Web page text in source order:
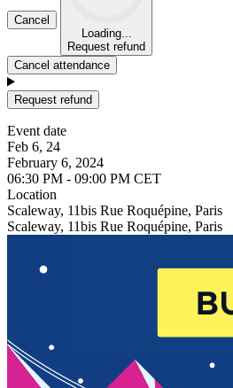
Cancel
Loading...
Request refund
Cancel attendance
Request refund
Event date
Feb 6, 24
February 6, 2024
06:30 PM - 09:00 PM CET
Location
Scaleway, 11bis Rue Roquépine, Paris
Scaleway, 11bis Rue Roquépine, Paris